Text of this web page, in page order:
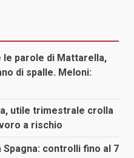
le parole di Mattarella,
di spalle. Meloni:
utile trimestrale crolla
a rischio
controlli fino al 7